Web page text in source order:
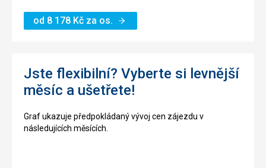
od 8 178 Kč za os.
Jste flexibilní? Vyberte si levnější
měsíc a ušetřete!
Graf ukazuje předpokládaný vývoj cen zájezdu v
následujících měsících.